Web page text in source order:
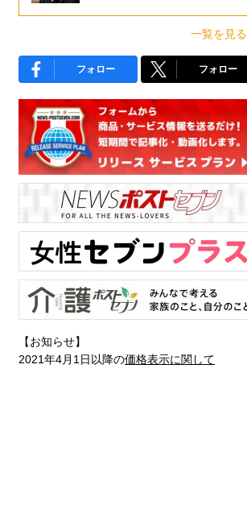
一覧を見る
フォロー フォロー
【お知らせ】
2021年4月1日以降の価格表示に関して